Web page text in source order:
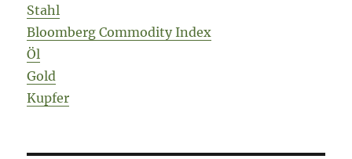
Stahl
Bloomberg Commodity Index
Öl
Gold
Kupfer